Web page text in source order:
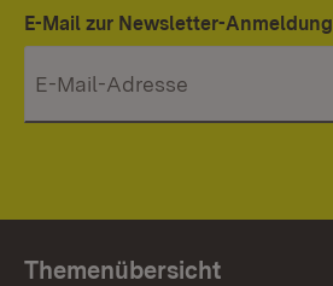
E-Mail zur Newsletter-Anmeldung
Themenübersicht